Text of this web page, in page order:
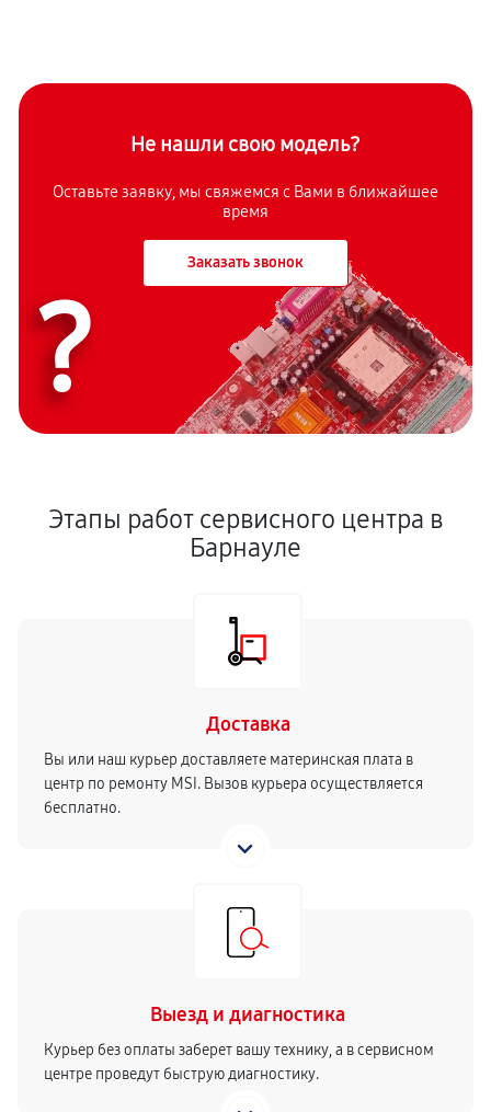
Не нашли свою модель?
Оставьте заявку, мы свяжемся с Вами в ближайшее
время
Заказать звонок
?
Этапы работ сервисного центра в
Барнауле
Доставка
Вы или наш курьер доставляете материнская плата в
центр по ремонту MSI. Вызов курьера осуществляется
бесплатно.
Выезд и диагностика
Курьер без оплаты заберет вашу технику, а в сервисном
центре проведут быструю диагностику.